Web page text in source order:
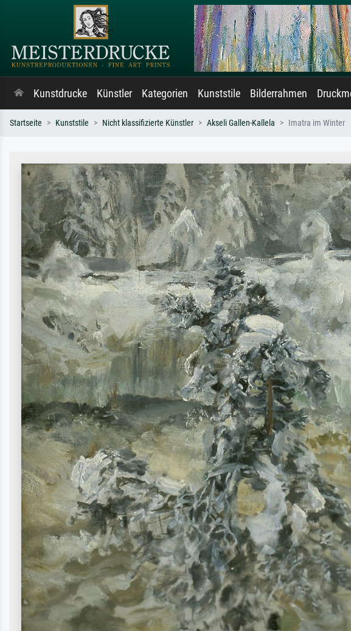
Kunstdrucke Künstler Kategorien Kunststile Bilderrahmen
Startseite Kunststile Nicht klassifizierte Künstler Akseli Gallen-Kallela Imatra im Winter